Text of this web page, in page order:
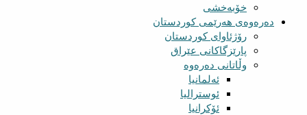
خۆبەخشی
دەرەوەی هەرێمی کوردستان
رۆژئاوای کوردستان
پارێزگاکانی عێراق
وڵاتانی دەرەوە
ئەلمانیا
ئوسترالیا
ئۆکرانیا